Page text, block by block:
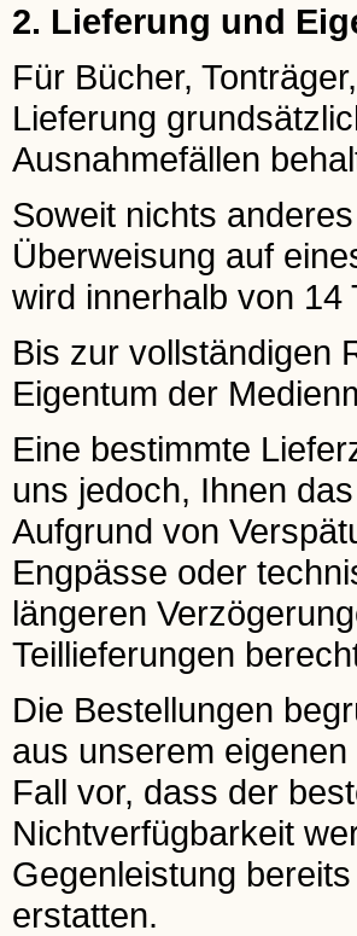
2. Lieferung und
Für Bücher,
Lieferung
Ausnahmefällen
Soweit nichts
Überweisung auf
wird innerhalb von 14
Bis zur vollständigen
Eigentum der
Eine bestimmte
uns jedoch, Ihnen
Aufgrund von
Engpässe oder
längeren
Teillieferungen
Die Bestellungen
aus unserem
Fall vor, dass der
Nichtverfügbarkeit
Gegenleistung
erstatten.